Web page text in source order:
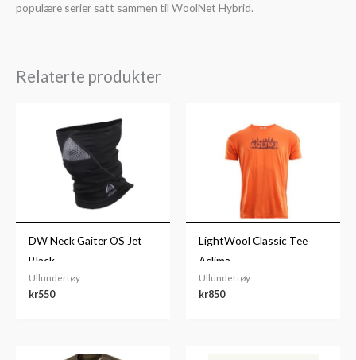
populære serier satt sammen til WoolNet Hybrid.
Relaterte produkter
DW Neck Gaiter OS Jet
Black
Ullundertøy
kr550
LightWool Classic Tee
Aclima
Ullundertøy
kr850